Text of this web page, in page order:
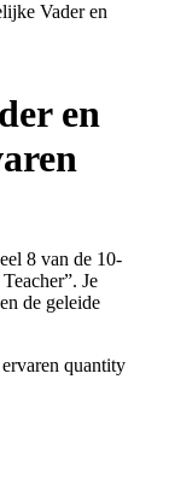
Vader en
en
8 van de 10-
Je
de geleide
quantity